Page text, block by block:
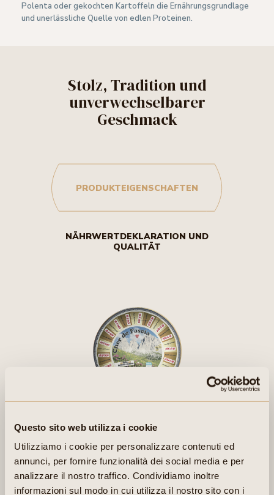
Questo sito web utilizza i cookie
Utilizziamo i cookie per personalizzare contenuti ed
annunci, per fornire funzionalità dei social media e per
analizzare il nostro traffico. Condividiamo inoltre
informazioni sul modo in cui utilizza il nostro sito con i
Polenta oder gekochten Kartoffeln die Ernährungsgrundlage
und unerlässliche Quelle von edlen Proteinen.
Stolz, Tradition und
unverwechselbarer
Geschmack
PRODUKTEIGENSCHAFTEN
NÄHRWERTDEKLARATION UND
QUALITÄT
EIGENSCHAFTEN:
Mittelreifer geschmierter Käse. Schnittfeste, weiche, elastische
Käsemasse mit weißlicher bis hellgelber Farbe mit verstreuter
kleiner bis mittlerer Lochung.